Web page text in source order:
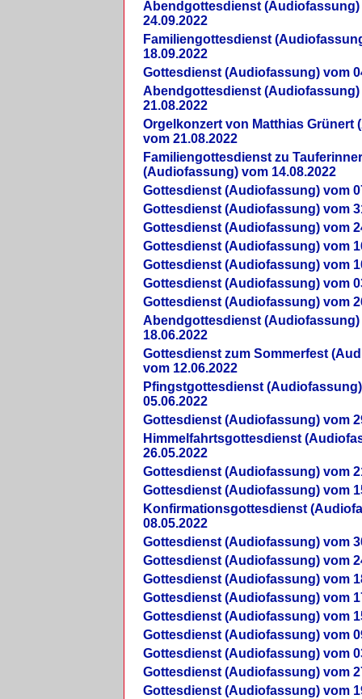
Abendgottesdienst (Audiofassung)
24.09.2022
Familiengottesdienst
18.09.2022
Gottesdienst (Audiofassung) vom
Abendgottesdienst (Audiofassung)
21.08.2022
Orgelkonzert von Matthias Grünert
vom 21.08.2022
Familiengottesdienst zu
(Audiofassung) vom 14.08.2022
Gottesdienst (Audiofassung) vom
Gottesdienst (Audiofassung) vom
Gottesdienst (Audiofassung) vom
Gottesdienst (Audiofassung) vom
Gottesdienst (Audiofassung) vom
Gottesdienst (Audiofassung) vom
Gottesdienst (Audiofassung) vom
Abendgottesdienst (Audiofassung)
18.06.2022
Gottesdienst zum Sommerfest
vom 12.06.2022
Pfingstgottesdienst
05.06.2022
Gottesdienst (Audiofassung) vom
Himmelfahrtsgottesdienst
26.05.2022
Gottesdienst (Audiofassung) vom
Gottesdienst (Audiofassung) vom
Konfirmationsgottesdienst
08.05.2022
Gottesdienst (Audiofassung) vom
Gottesdienst (Audiofassung) vom
Gottesdienst (Audiofassung) vom
Gottesdienst (Audiofassung) vom
Gottesdienst (Audiofassung) vom
Gottesdienst (Audiofassung) vom
Gottesdienst (Audiofassung) vom
Gottesdienst (Audiofassung) vom
Gottesdienst (Audiofassung) vom